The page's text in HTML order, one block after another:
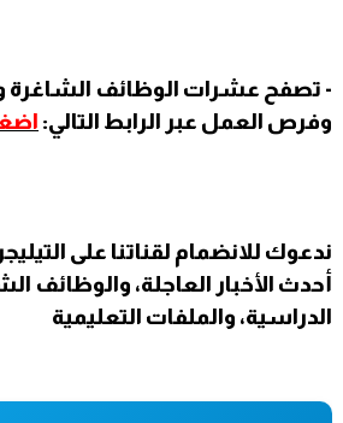
- تصفح عشرات الوظائف الشاغرة
وفرص العمل عبر الرابط التالي:
ندعوك للانضمام لقناتنا على
أحدث الأخبار العاجلة، والوظائف
الدراسية، والملفات التعليمية